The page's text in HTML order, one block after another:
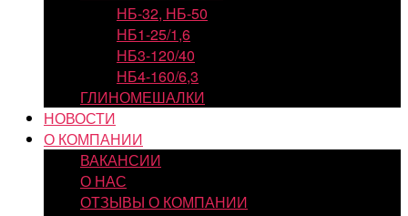
НБ-32, НБ-50
НБ1-25/1,6
НБ3-120/40
НБ4-160/6,3
ГЛИНОМЕШАЛКИ
НОВОСТИ
О КОМПАНИИ
ВАКАНСИИ
О НАС
ОТЗЫВЫ О КОМПАНИИ